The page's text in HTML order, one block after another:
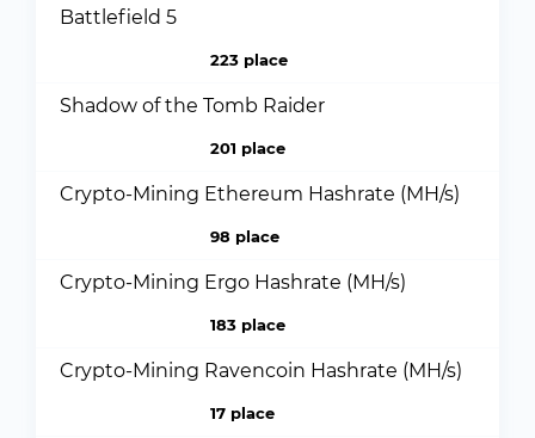
Battlefield 5
223 place
Shadow of the Tomb Raider
201 place
Crypto-Mining Ethereum Hashrate (MH/s)
98 place
Crypto-Mining Ergo Hashrate (MH/s)
183 place
Crypto-Mining Ravencoin Hashrate (MH/s)
17 place